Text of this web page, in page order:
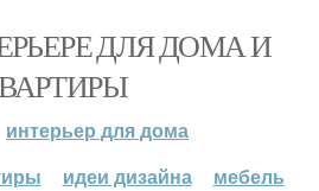
ДЛЯ ДОМА И
интерьер для дома
идеи дизайна мебель